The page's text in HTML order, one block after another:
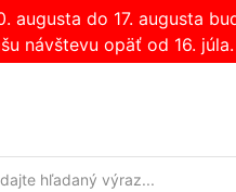
augusta do 17. augusta
návštevu opäť od 16.